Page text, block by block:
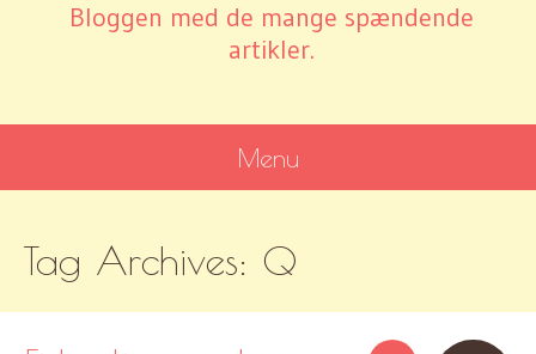
Bloggen med de mange spændende
artikler.
Menu
TO
CONTENT
Tag Archives: Q